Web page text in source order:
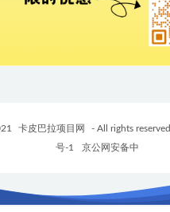
卡皮巴拉项目网 - All rights reserved
号-1
京公网安备中